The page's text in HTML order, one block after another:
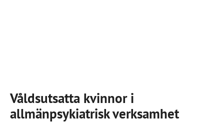
Våldsutsatta kvinnor i
allmänpsykiatrisk verksamhet